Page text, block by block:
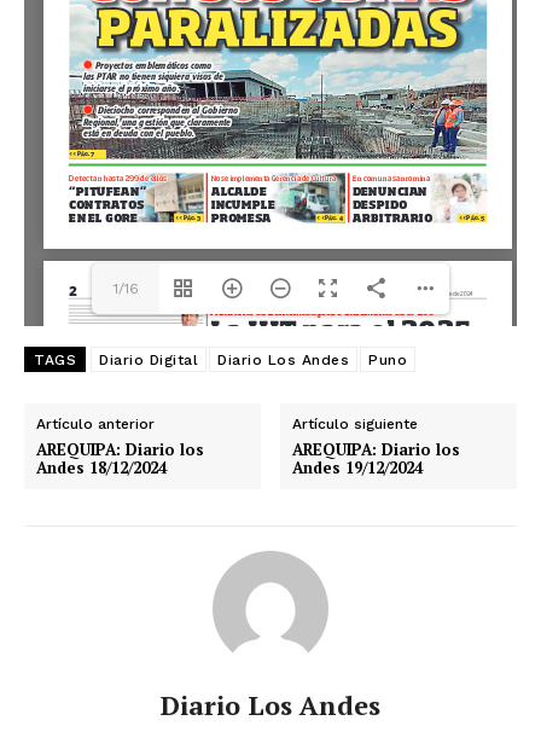
1/16
TAGS Diario Digital Diario Los Andes Puno
Artículo anterior
AREQUIPA: Diario los
Andes 18/12/2024
Artículo siguiente
AREQUIPA: Diario los
Andes 19/12/2024
Diario Los Andes